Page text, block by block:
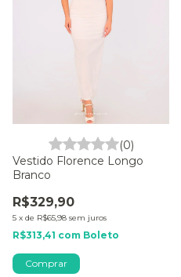
(0)
Vestido Florence Longo
Branco
R$329,90
5 x de R$65,98 sem juros
R$313,41 com Boleto
Comprar